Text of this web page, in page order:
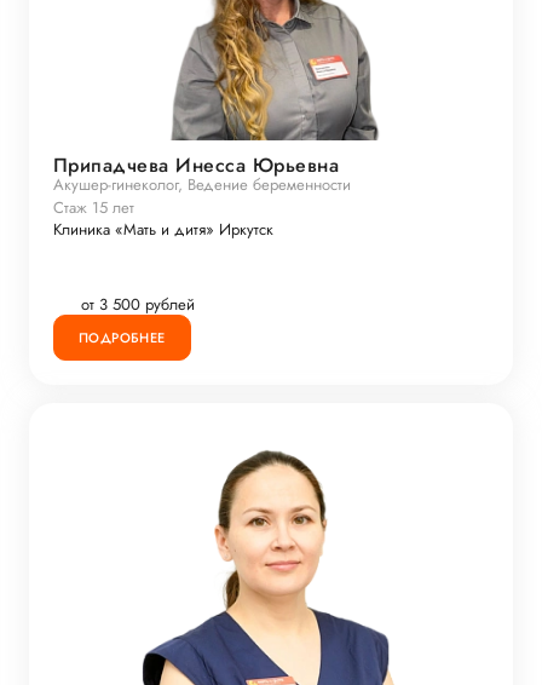
Припадчева Инесса Юрьевна
Акушер-гинеколог, Ведение беременности
Стаж 15 лет
Клиника «Мать и дитя» Иркутск
от 3 500 рублей
ПОДРОБНЕЕ